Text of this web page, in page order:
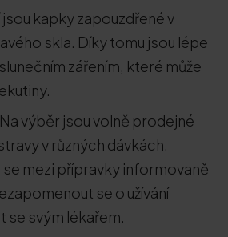
jsou kapky zapouzdřené v
skla. Díky tomu jsou lépe
zářením, které může
Na výběr jsou volně prodejné
v různých dávkách.
mezi přípravky informovaně
se o užívání
se svým lékařem.